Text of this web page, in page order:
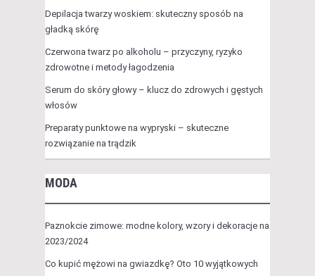
Depilacja twarzy woskiem: skuteczny sposób na
gładką skórę
Czerwona twarz po alkoholu – przyczyny, ryzyko
zdrowotne i metody łagodzenia
Serum do skóry głowy – klucz do zdrowych i gęstych
włosów
Preparaty punktowe na wypryski – skuteczne
rozwiązanie na trądzik
MODA
Paznokcie zimowe: modne kolory, wzory i dekoracje na
2023/2024
Co kupić mężowi na gwiazdkę? Oto 10 wyjątkowych